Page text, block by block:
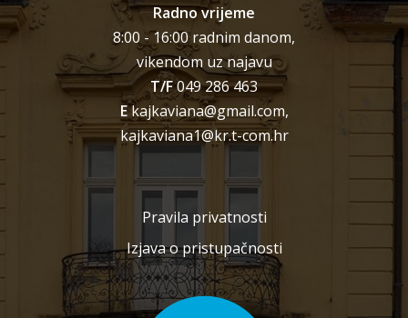
Radno vrijeme
8:00 - 16:00 radnim danom,
vikendom uz najavu
T/F049 286 463
Ekajkaviana@gmail.com,
kajkaviana1@kr.t-com.hr
Pravila privatnosti
Izjava o pristupačnosti